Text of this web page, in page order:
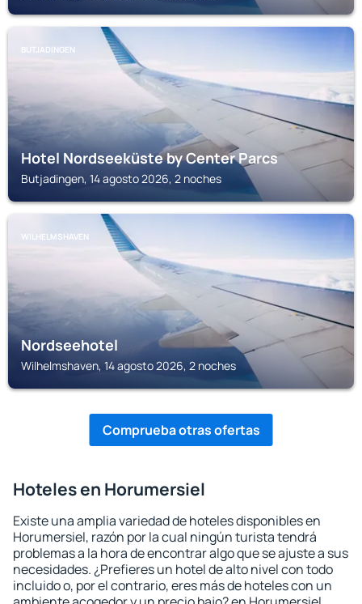
BUTJADINGEN
Hotel Nordseeküste by Center Parcs
Butjadingen, 14 agosto 2026, 2 noches
WILHELMSHAVEN
Nordseehotel
Wilhelmshaven, 14 agosto 2026, 2 noches
Comprueba otras ofertas
Hoteles en Horumersiel
Existe una amplia variedad de hoteles disponibles en
Horumersiel, razón por la cual ningún turista tendrá
problemas a la hora de encontrar algo que se ajuste a sus
necesidades. ¿Prefieres un hotel de alto nivel con todo
incluido o, por el contrario, eres más de hoteles con un